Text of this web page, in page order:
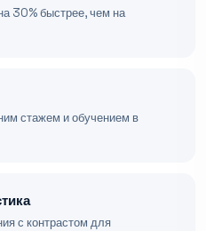
30% быстрее, чем на
стажем и обучением в
с контрастом для